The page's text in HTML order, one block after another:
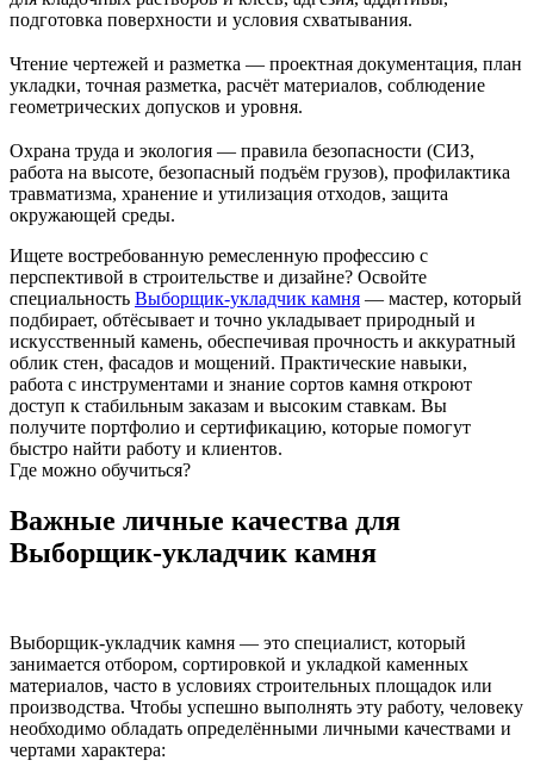
подготовка поверхности и условия схватывания.
Чтение чертежей и разметка — проектная документация, план
укладки, точная разметка, расчёт материалов, соблюдение
геометрических допусков и уровня.
Охрана труда и экология — правила безопасности (СИЗ,
работа на высоте, безопасный подъём грузов), профилактика
травматизма, хранение и утилизация отходов, защита
окружающей среды.
Ищете востребованную ремесленную профессию с
перспективой в строительстве и дизайне? Освойте
специальность Выборщик-укладчик камня — мастер, который
подбирает, обтёсывает и точно укладывает природный и
искусственный камень, обеспечивая прочность и аккуратный
облик стен, фасадов и мощений. Практические навыки,
работа с инструментами и знание сортов камня откроют
доступ к стабильным заказам и высоким ставкам. Вы
получите портфолио и сертификацию, которые помогут
быстро найти работу и клиентов.
Где можно обучиться?
Важные личные качества для
Выборщик-укладчик камня
Выборщик-укладчик камня — это специалист, который
занимается отбором, сортировкой и укладкой каменных
материалов, часто в условиях строительных площадок или
производства. Чтобы успешно выполнять эту работу, человеку
необходимо обладать определёнными личными качествами и
чертами характера: